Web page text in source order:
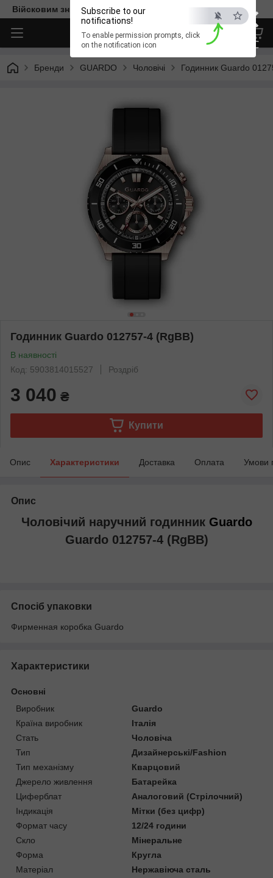
×
ESC
Subscribe to our
notifications!
To enable permission prompts, click
on the notification icon
Війсковим знижка -15%. Безкоштовна доставка
Бренди GUARDO Чоловічі Годинник Guardo
Годинник Guardo 012757-4 (RgBB)
В наявності
Код: 5903814015527
Роздріб
3 040 ₴
Купити
Опис Характеристики Доставка Оплата Умови
Опис
Чоловічий наручний годинник Guardo
Guardo 012757-4 (RgBB)
Спосіб упаковки
Фирменная коробка Guardo
Характеристики
Основні
Виробник
Guardo
Країна виробник
Італія
Стать
Чоловіча
Тип
Дизайнерські/Fashion
Тип механізму
Кварцовий
Джерело живлення
Батарейка
Циферблат
Аналоговий (Стрілочний)
Індикація
Мітки (без цифр)
Формат часу
12/24 години
Скло
Мінеральне
Форма
Кругла
Матеріал
Нержавіюча сталь